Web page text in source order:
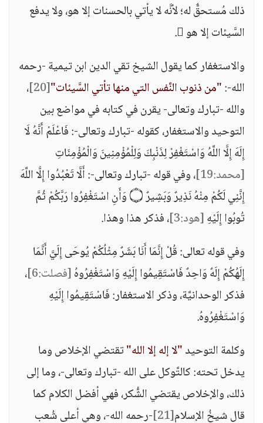
ذلك مُستحقٌّ له؛ لأنَّه لا يأتي بالحسنات إلا هو، ولا يدفع
السَّيئات إلا هو .
والاستغفار كما يقول الشيخ تقي الدين ابن تيمية -رحمه
الله-:"من ذنوب النَّفس التي منها تأتي السَّيئات"[20]
،
والله -تبارك وتعالى- يقرن في كتابه في مواضع بين
التوحيد والاستغفار، كقوله -تبارك وتعالى-: فَاعْلَمْ أَنَّهُ لَا
إِلَهَ إِلَّا اللَّهُ وَاسْتَغْفِرْ لِذَنْبِكَ وَلِلْمُؤْمِنِينَ وَالْمُؤْمِنَاتِ
[محمد:19]
، وفي قوله -تبارك وتعالى-: أَلَّا تَعْبُدُوا إِلَّا اللَّهَ
إِنَّنِي لَكُمْ مِنْهُ نَذِيرٌ وَبَشِيرٌ ۝ وَأَنِ اسْتَغْفِرُوا رَبَّكُمْ ثُمَّ
تُوبُوا إِلَيْهِ[هود:3] ، فذكر هذا وهذا.
وفي قوله تعالى: قُلْ إِنَّمَا أَنَا بَشَرٌ مِثْلُكُمْ يُوحَى إِلَيَّ أَنَّمَا
إِلَهُكُمْ إِلَهٌ وَاحِدٌ فَاسْتَقِيمُوا إِلَيْهِ وَاسْتَغْفِرُوهُ[فصلت:6] ،
فذكر الوحدانيَّة، وذكر الاستغفار: فَاسْتَقِيمُوا إِلَيْهِ
وَاسْتَغْفِرُوهُ.
وكلمة التوحيد"لا إله إلا الله"تقتضي الإخلاص وما
يدخل تحته: كالتَّوكل على الله -تبارك وتعالى-، وما إلى
ذلك، والإخلاص يقتضي الشُّكر، فهي أفضل الكلام كما
قال شيخُ الإسلام[21] -رحمه الله-، وهي أعلى شُعب